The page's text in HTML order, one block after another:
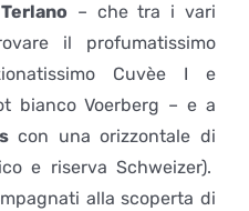
Terlano – che tra i vari
il profumatissimo
Cuvèe I e
bianco Voerberg – e a
con una orizzontale di
e riserva Schweizer).
alla scoperta di